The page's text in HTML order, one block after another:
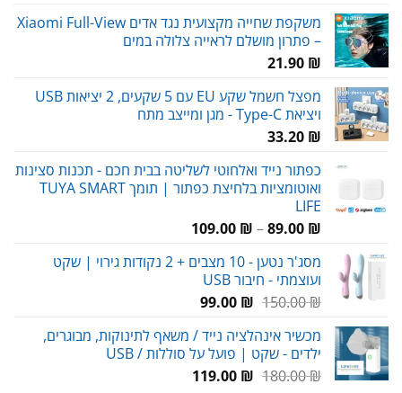
משקפת שחייה מקצועית נגד אדים Xiaomi Full-View
– פתרון מושלם לראייה צלולה במים
21.90 ₪
מפצל חשמל שקע EU עם 5 שקעים, 2 יציאות USB
ויציאת Type-C - מגן ומייצב מתח
33.20 ₪
כפתור נייד ואלחוטי לשליטה בבית חכם - תכנות סצינות
ואוטומציות בלחיצת כפתור | תומך TUYA SMART
LIFE
89.00 ₪
–
109.00 ₪
מסג'ר נטען - 10 מצבים + 2 נקודות גירוי | שקט
ועוצמתי - חיבור USB
150.00₪
המחיר
היה:
150.00 ₪.
99.00 ₪
המחיר
הוא:
99.00 ₪.
מכשיר אינהלציה נייד / משאף לתינוקות, מבוגרים,
ילדים - שקט | פועל על סוללות / USB
180.00₪
המחיר119.00 ₪
המחיר